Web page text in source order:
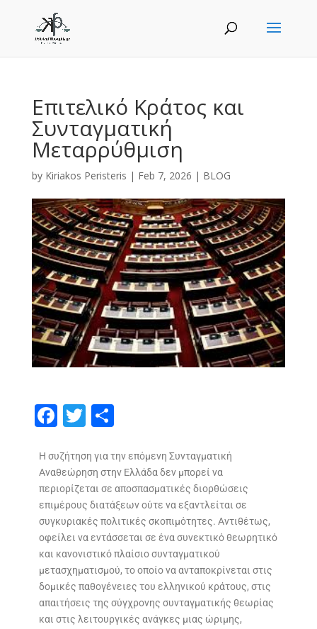
Επιτελικό Κράτος και
Συνταγματική
Μεταρρύθμιση
by Kiriakos Peristeris | Feb 7, 2026 | BLOG
F
e
b
o
o
k
T
itt
er
S
ar
e
Η συζήτηση για την επόμενη Συνταγματική
Αναθεώρηση στην Ελλάδα δεν μπορεί να
περιορίζεται σε αποσπασματικές διορθώσεις
επιμέρους διατάξεων ούτε να εξαντλείται σε
συγκυριακές πολιτικές σκοπιμότητες. Αντιθέτως,
οφείλει να εντάσσεται σε ένα συνεκτικό θεωρητικό
και κανονιστικό πλαίσιο συνταγματικού
μετασχηματισμού, το οποίο να ανταποκρίνεται στις
δομικές παθογένειες του ελληνικού κράτους, στις
απαιτήσεις της σύγχρονης συνταγματικής θεωρίας
και στις λειτουργικές ανάγκες μιας ώριμης,